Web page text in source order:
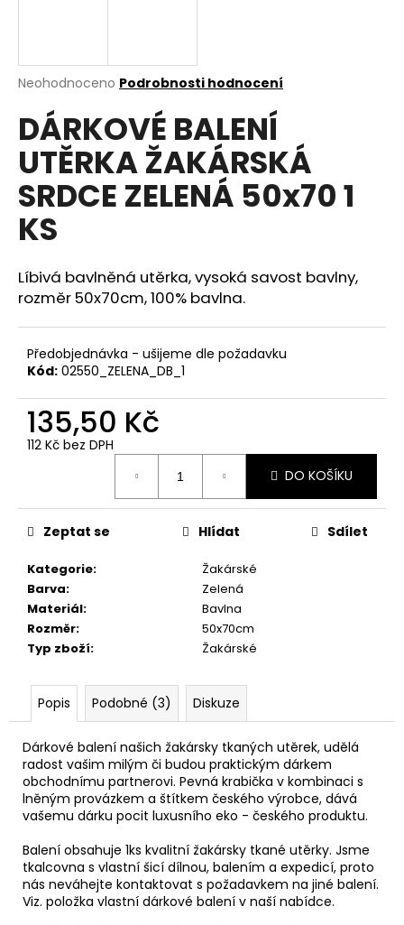
Průměrné
produktu
je
0,0
z
5
hvězdiček.
Neohodnoceno Podrobnosti hodnocení
DÁRKOVÉ BALENÍ
UTĚRKA ŽAKÁRSKÁ
SRDCE ZELENÁ 50x70 1
KS
Líbivá bavlněná utěrka, vysoká savost bavlny,
rozměr 50x70cm, 100% bavlna.
Předobjednávka - ušijeme dle požadavku
Kód: 02550_ZELENA_DB_1
135,50 Kč
112 Kč bez DPH
DO KOŠÍKU
Kategorie:
Žakárské
Barva:
Zelená
Materiál:
Bavlna
Rozměr:
50x70cm
Typ zboží: Žakárské
Zeptat se Hlídat Sdílet
Popis Podobné (3) Diskuze
Dárkové balení našich žakársky tkaných utěrek, udělá
radost vašim milým či budou praktickým dárkem
obchodnímu partnerovi. Pevná krabička v kombinaci s
lněným provázkem a štítkem českého výrobce, dává
vašemu dárku pocit luxusního eko - českého produktu.
Balení obsahuje 1ks kvalitní žakársky tkané utěrky. Jsme
tkalcovna s vlastní šicí dílnou, balením a expedicí, proto
nás neváhejte kontaktovat s požadavkem na jiné balení.
Viz. položka vlastní dárkové balení v naší nabídce.
í
t
?
HLEDAT
D
o
p
o
č
e
BERUŠKA
50X65
54,20
Kč